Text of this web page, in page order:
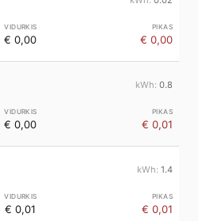
€ 0,00 € 0,00
0.8
€ 0,00 € 0,01
1.4
€ 0,01 € 0,01